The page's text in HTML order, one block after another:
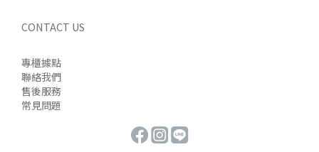
CONTACT US
專櫃據點
聯絡我們
售後服務
常見問題